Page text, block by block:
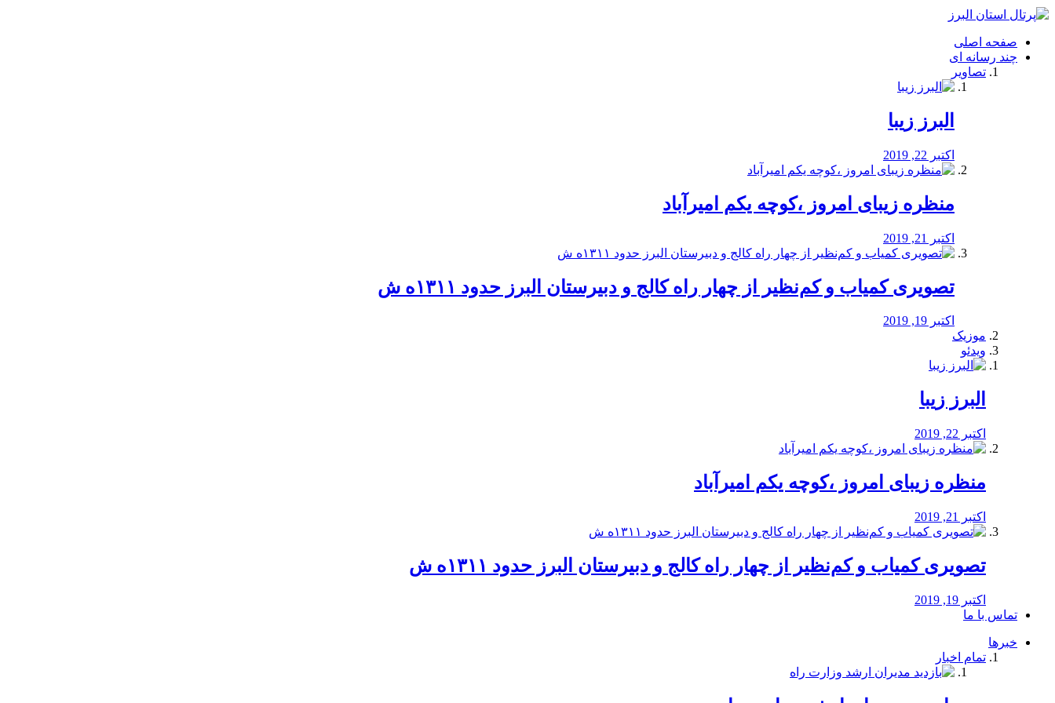
فصد
شرق
تهران
خشکشویی
صفحه اصلی
چند رسانه ای
تصاویر
البرز زیبا
اکتبر 22, 2019
منظره‌‌ زیبای امروز ،کوچه یکم امیرآباد
اکتبر 21, 2019
️تصویری کمیاب و کم‌نظیر از چهار راه كالج و دبيرستان البرز حدود ۱۳۱۱ه ش
اکتبر 19, 2019
موزیک
ویدئو
البرز زیبا
اکتبر 22, 2019
منظره‌‌ زیبای امروز ،کوچه یکم امیرآباد
اکتبر 21, 2019
️تصویری کمیاب و کم‌نظیر از چهار راه كالج و دبيرستان البرز حدود ۱۳۱۱ه ش
اکتبر 19, 2019
تماس با ما
خبرها
تمام اخبار